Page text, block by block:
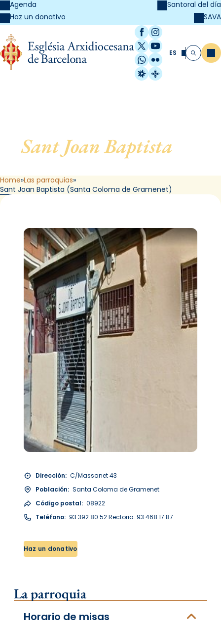
Agenda
Haz un donativo
Santoral del día
SAVA
Facebook
Instagram
X / Twitter
YouTube
WhatsApp
Flickr
Radio Estel
Catalunya
ES Buscar
Sant Joan Baptista
Santa Coloma de Gramenet
Home Las parroquias
Sant Joan Baptista (Santa Coloma de Gramenet)
Dirección: C/Massanet 43
Población: Santa Coloma de Gramenet
Código postal: 08922
Teléfono: 93 392 80 52 Rectoria: 93 468 17 87
Haz un donativo
La parroquia
Horario de misas